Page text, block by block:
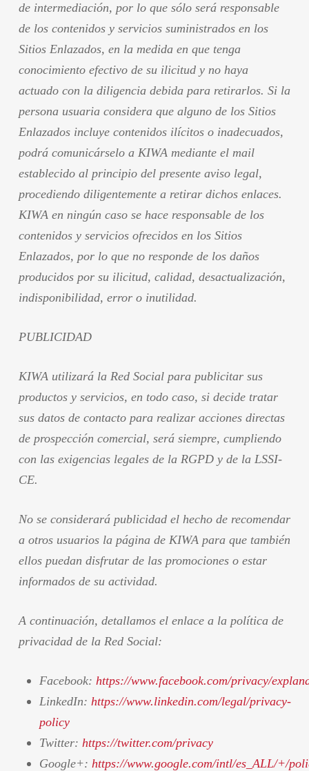
de intermediación, por lo que sólo será responsable
de los contenidos y servicios suministrados en los
Sitios Enlazados, en la medida en que tenga
conocimiento efectivo de su ilicitud y no haya
actuado con la diligencia debida para retirarlos. Si la
persona usuaria considera que alguno de los Sitios
Enlazados incluye contenidos ilícitos o inadecuados,
podrá comunicárselo a KIWA mediante el mail
establecido al principio del presente aviso legal,
procediendo diligentemente a retirar dichos enlaces.
KIWA en ningún caso se hace responsable de los
contenidos y servicios ofrecidos en los Sitios
Enlazados, por lo que no responde de los daños
producidos por su ilicitud, calidad, desactualización,
indisponibilidad, error o inutilidad.
PUBLICIDAD
KIWA utilizará la Red Social para publicitar sus
productos y servicios, en todo caso, si decide tratar
sus datos de contacto para realizar acciones directas
de prospección comercial, será siempre, cumpliendo
con las exigencias legales de la RGPD y de la LSSI-
CE.
No se considerará publicidad el hecho de recomendar
a otros usuarios la página de KIWA para que también
ellos puedan disfrutar de las promociones o estar
informados de su actividad.
A continuación, detallamos el enlace a la política de
privacidad de la Red Social:
Facebook: https://www.facebook.com/privacy/
LinkedIn: https://www.linkedin.com/legal/privacy-
policy
Twitter: https://twitter.com/privacy
Google+: https://www.google.com/intl/es_ALL/+/